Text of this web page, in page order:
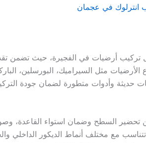
انترلوك في عجمان
أرضيات في الفجيرة، حيث تضمن تقديم
الأرضيات مثل السيراميك، البورسلين،
حديثة وأدوات متطورة لضمان جودة
السطح وضمان استواء القاعدة،
مع مختلف أنماط الديكور